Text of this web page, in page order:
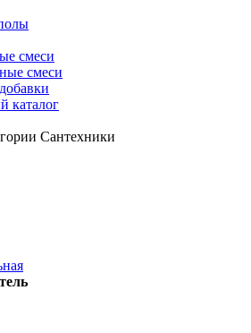
смеси
смеси
каталог
Сантехники